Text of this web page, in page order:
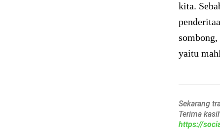
kita.
yaitu
Sekarang
Terima
https://